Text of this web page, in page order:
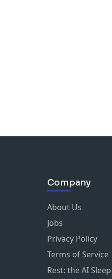
Company
About Us
Jobs
Privacy Policy
Terms of Service
Rest: the AI